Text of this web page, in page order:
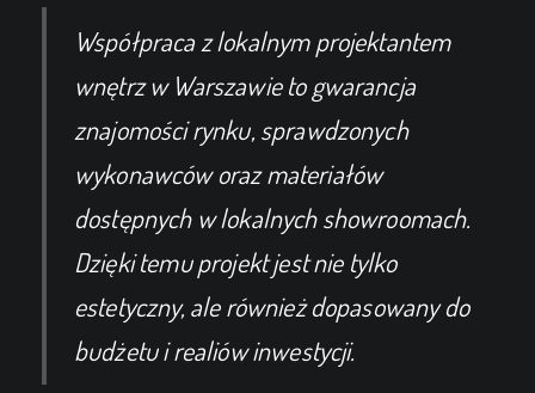
Współpraca z lokalnym projektantem
wnętrz w Warszawie to gwarancja
znajomości rynku, sprawdzonych
wykonawców oraz materiałów
dostępnych w lokalnych showroomach.
Dzięki temu projekt jest nie tylko
estetyczny, ale również dopasowany do
budżetu i realiów inwestycji.